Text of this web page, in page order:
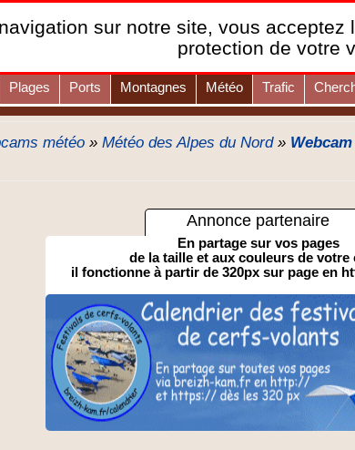
Les
Plages Ports Montagnes Météo Trafic
météo » Météo des Alpes du Nord»
Annonce partenaire
En partage sur vos pages
de la taille et aux couleurs de votre
il fonctionne à partir de 320px sur page en
sur notre site, vous
protection de votre